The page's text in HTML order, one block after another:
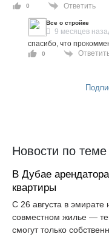
0 Ответить
Все о стройке
9 месяцев
спасибо, что
0
Новости по теме
В Дубае
квартиры
С 26 августа в эмирате
совместном жилье —
смогут только